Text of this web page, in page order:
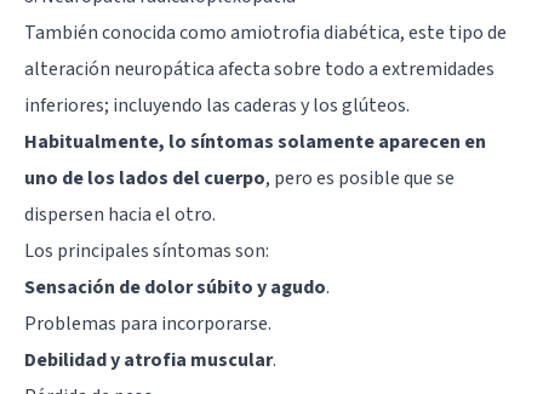
También conocida como amiotrofia diabética, este tipo de
alteración neuropática afecta sobre todo a extremidades
inferiores; incluyendo las caderas y los glúteos.
Habitualmente, lo síntomas solamente aparecen en
uno de los lados del cuerpo, pero es posible que se
dispersen hacia el otro.
Los principales síntomas son:
Sensación de dolor súbito y agudo.
Problemas para incorporarse.
Debilidad y atrofia muscular.